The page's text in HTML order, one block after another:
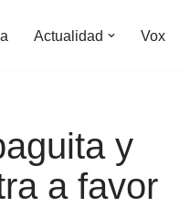
Actualidad Vox
y
a favor